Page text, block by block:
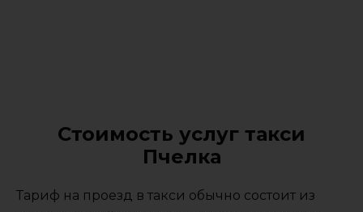
Стоимость услуг такси
Пчелка
Тариф на проезд в такси обычно состоит из